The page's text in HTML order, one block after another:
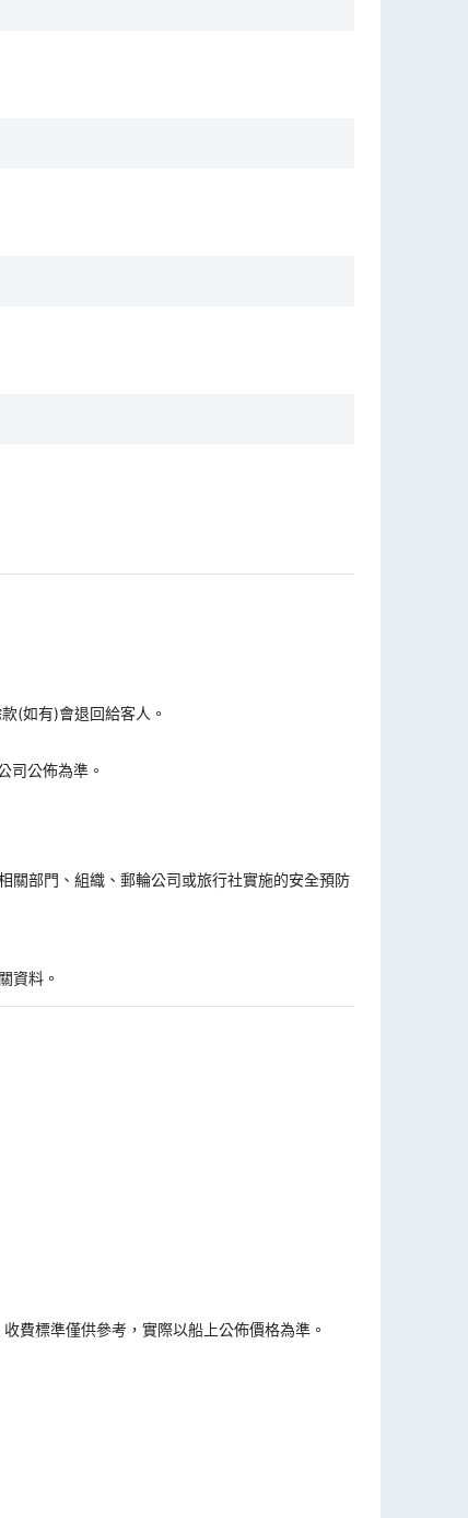
(如有)會退回給客人。
司公佈為準。
關部門、組織、郵輪公司或旅行社實施的安全預防
資料。
費標準僅供參考，實際以船上公佈價格為準。